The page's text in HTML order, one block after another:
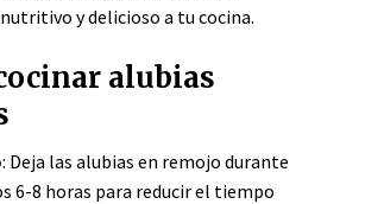
y delicioso a tu cocina.
alubias
: Deja las alubias en remojo durante
6-8 horas para reducir el tiempo